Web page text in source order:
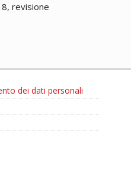
revisione
dei dati personali